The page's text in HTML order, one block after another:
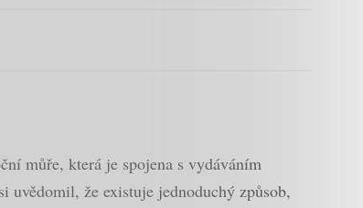
můře, která je spojena s vydáváním
uvědomil, že existuje jednoduchý způsob,